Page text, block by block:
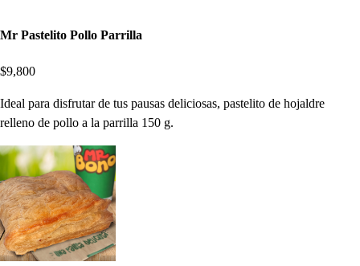
Mr Pastelito Pollo Parrilla
$9,800
Ideal para disfrutar de tus pausas deliciosas, pastelito de hojaldre
relleno de pollo a la parrilla 150 g.